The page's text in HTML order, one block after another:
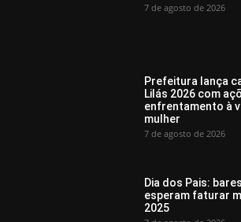
7 de agosto de 2026
Prefeitura lança
Lilás 2026 com
enfrentamento à
mulher
7 de agosto de 2026
Dia dos Pais:
esperam faturar
2025